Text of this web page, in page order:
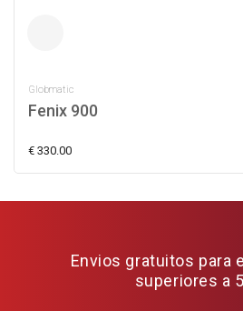
Globmatic
Fenix 900
€ 330.00
Envios gratuitos para
superiores a